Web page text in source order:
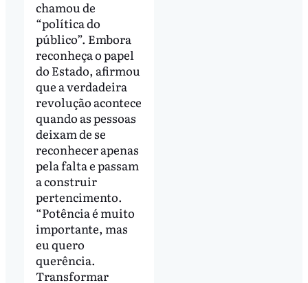
chamou de
“política do
público”. Embora
reconheça o papel
do Estado, afirmou
que a verdadeira
revolução acontece
quando as pessoas
deixam de se
reconhecer apenas
pela falta e passam
a construir
pertencimento.
“Potência é muito
importante, mas
eu quero
querência.
Transformar